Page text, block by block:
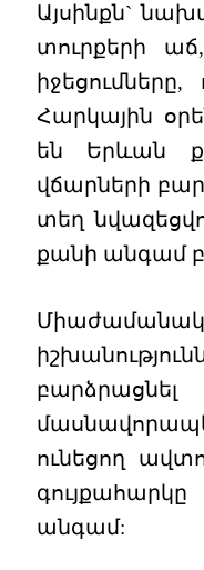
Այսինքն`
տուրքերի
Հարկային
են Երևան
վճարների
տեղ
քանի անգամ
ունեցող
անգամ: